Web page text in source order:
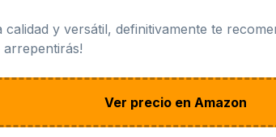
y versátil, definitivamente te
Ver precio en Amazon